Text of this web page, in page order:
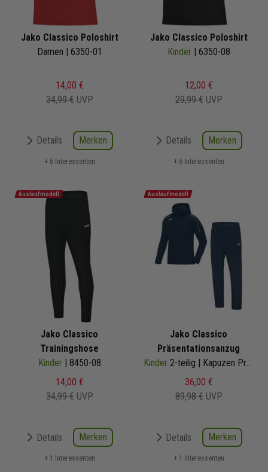
Jako Classico Poloshirt
Damen | 6350-01
14,00 €
34,99 € UVP
Details Merken
+ 6 Interessenten
Jako Classico Poloshirt
Kinder | 6350-08
12,00 €
29,99 € UVP
Details Merken
+ 6 Interessenten
Auslaufmodell
Jako Classico
Trainingshose
Kinder | 8450-08
14,00 €
34,99 € UVP
Details Merken
+ 1 Interessenten
Auslaufmodell
Jako Classico
Präsentationsanzug
Kinder 2-teilig | Kapuzen Präsentationsjacke Präsentationshose | 6850-09
36,00 €
89,98 € UVP
Details Merken
+ 1 Interessenten